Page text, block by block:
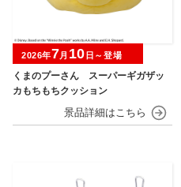
くまのプーさん スーパーギガザッ
カもちもちクッション
2026年7月 10 日～登場